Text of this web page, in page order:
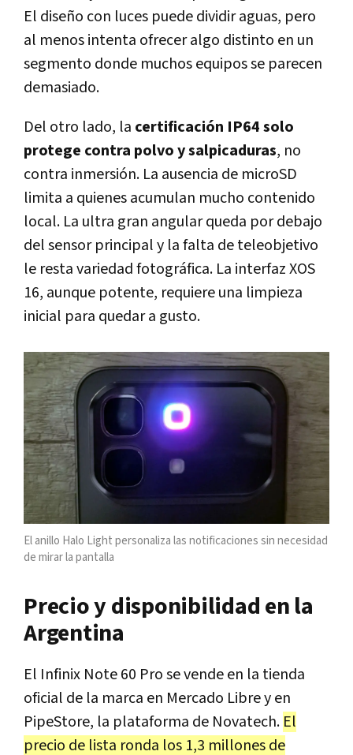
El diseño con luces puede dividir aguas, pero
al menos intenta ofrecer algo distinto en un
segmento donde muchos equipos se parecen
demasiado.
Del otro lado, la certificación IP64 solo
protege contra polvo y salpicaduras, no
contra inmersión. La ausencia de microSD
limita a quienes acumulan mucho contenido
local. La ultra gran angular queda por debajo
del sensor principal y la falta de teleobjetivo
le resta variedad fotográfica. La interfaz XOS
16, aunque potente, requiere una limpieza
inicial para quedar a gusto.
El anillo Halo Light personaliza las notificaciones sin necesidad
de mirar la pantalla
Precio y disponibilidad en la
Argentina
El Infinix Note 60 Pro se vende en la tienda
oficial de la marca en Mercado Libre y en
PipeStore, la plataforma de Novatech. El
precio de lista ronda los 1,3 millones de